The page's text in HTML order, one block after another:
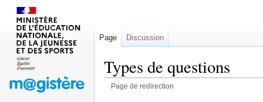
Types de questions
Page de redirection
Page Discussion